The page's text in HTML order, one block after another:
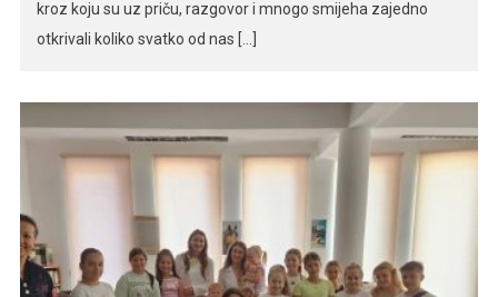
kroz koju su uz priču, razgovor i mnogo smijeha zajedno
otkrivali koliko svatko od nas […]